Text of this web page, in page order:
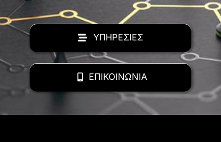
ΥΠΗΡΕΣΙΕΣ
ΕΠΙΚΟΙΝΩΝΙΑ